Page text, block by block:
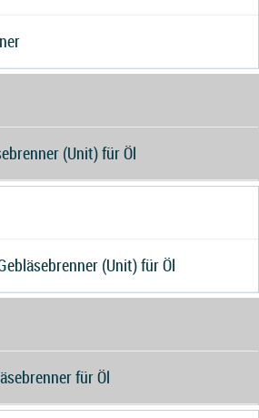
(Unit) für Öl
(Unit) für Öl
für Öl